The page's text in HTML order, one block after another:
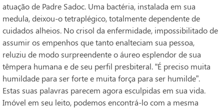
atuação de Padre Sadoc. Uma bactéria, instalada em sua
medula, deixou-o tetraplégico, totalmente dependente de
cuidados alheios. No crisol da enfermidade, impossibilitado de
assumir os empenhos que tanto enalteciam sua pessoa,
reluziu de modo surpreendente o áureo esplendor de sua
têmpera humana e de seu perfil presbiteral. “É preciso muita
humildade para ser forte e muita força para ser humilde”.
Estas suas palavras parecem agora esculpidas em sua vida.
Imóvel em seu leito, podemos encontrá-lo com a mesma